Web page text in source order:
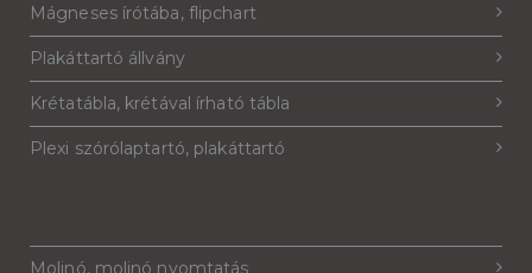
Mágneses írótába, flipchart
Plakáttartó állvány
Krétatábla, krétával írható tábla
Plexi szórólaptartó, plakáttartó
Molinó, molinó nyomtatás